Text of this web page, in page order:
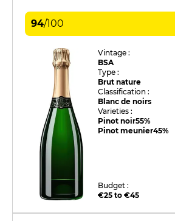
94/100
Vintage :
BSA
Type :
Brut nature
Classification :
Blanc de noirs
Varieties :
Pinot noir55%
Pinot meunier45%
Budget :
€25 to €45